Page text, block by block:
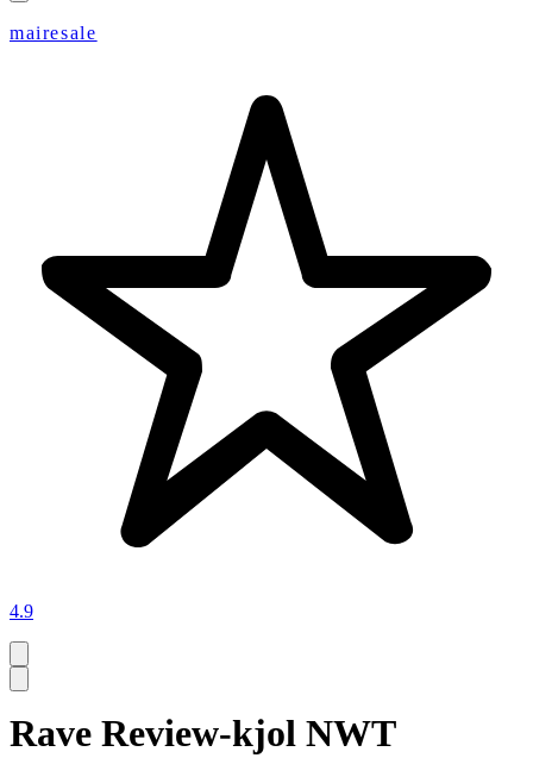
mairesale
4.9
Rave Review-kjol NWT